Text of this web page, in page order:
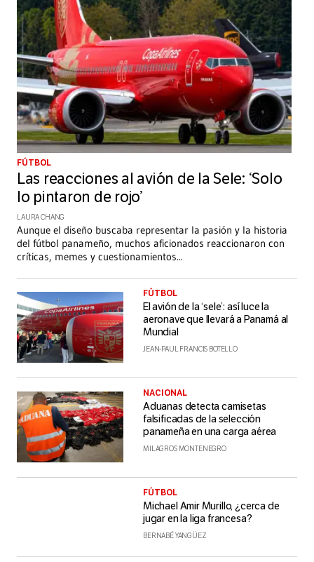
FÚTBOL
Las reacciones al avión de la Sele: ‘Solo
lo pintaron de rojo’
LAURA CHANG
Aunque el diseño buscaba representar la pasión y la historia
del fútbol panameño, muchos aficionados reaccionaron con
críticas, memes y cuestionamientos...
FÚTBOL
El avión de la ‘sele’: así luce la
aeronave que llevará a Panamá al
Mundial
JEAN-PAUL FRANCIS BOTELLO
NACIONAL
Aduanas detecta camisetas
falsificadas de la selección
panameña en una carga aérea
MILAGROS MONTENEGRO
FÚTBOL
Michael Amir Murillo, ¿cerca de
jugar en la liga francesa?
BERNABÉ YANGÜEZ